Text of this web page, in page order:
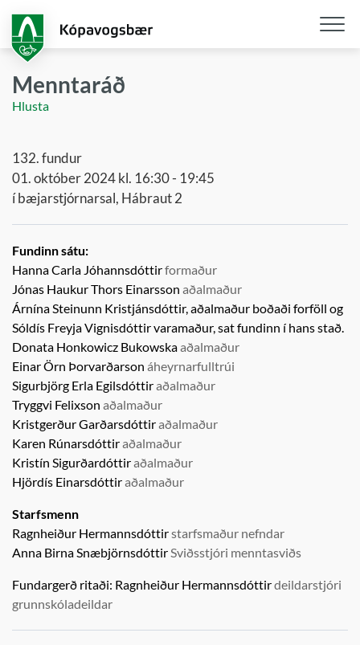
aðalefni
Menntaráð
Hlusta
132. fundur
01. október 2024 kl. 16:30 - 19:45
í bæjarstjórnarsal, Hábraut 2
Fundinn sátu:
Hanna Carla Jóhannsdóttirformaður
Jónas Haukur Thors Einarsson aðalmaður
Árnína Steinunn Kristjánsdóttir, aðalmaður boðaði forföll og
Sóldís Freyja Vignisdóttirvaramaður,sat fundinn í hans stað.
Donata Honkowicz Bukowskaaðalmaður
Einar Örn Þorvarðarson áheyrnarfulltrúi
Sigurbjörg Erla Egilsdóttiraðalmaður
Tryggvi Felixson aðalmaður
Kristgerður Garðarsdóttiraðalmaður
Karen Rúnarsdóttiraðalmaður
Kristín Sigurðardóttiraðalmaður
Hjördís Einarsdóttiraðalmaður
Starfsmenn
Ragnheiður Hermannsdóttirstarfsmaður nefndar
Anna Birna SnæbjörnsdóttirSviðsstjóri menntasviðs
Fundargerð ritaði: Ragnheiður Hermannsdóttirdeildarstjóri
grunnskóladeildar
Opna